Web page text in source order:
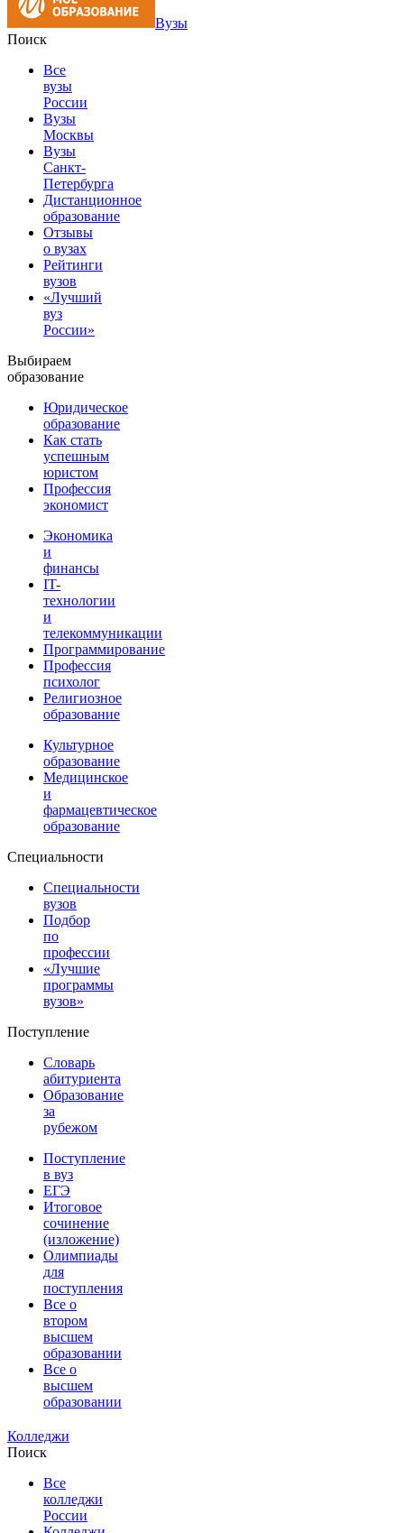
Вузы
Поиск
Все
вузы
России
Вузы
Москвы
Вузы
Санкт-
Петербурга
Дистанционное
образование
Отзывы
о вузах
Рейтинги
вузов
«Лучший
вуз
России»
Выбираем
образование
Юридическое
образование
Как стать
успешным
юристом
Профессия
экономист
Экономика
и
финансы
IT-
технологии
и
телекоммуникации
Программирование
Профессия
психолог
Религиозное
образование
Культурное
образование
Медицинское
и
фармацевтическое
образование
Специальности
Специальности
вузов
Подбор
по
профессии
«Лучшие
программы
вузов»
Поступление
Словарь
абитуриента
Образование
за
рубежом
Поступление
в вуз
ЕГЭ
Итоговое
сочинение
(изложение)
Олимпиады
для
поступления
Все о
втором
высшем
образовании
Все о
высшем
образовании
Колледжи
Поиск
Все
колледжи
России